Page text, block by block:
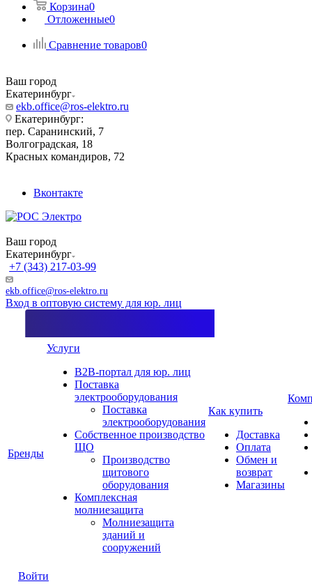
Корзина0
Отложенные0
Сравнение товаров0
Ваш город
Екатеринбург
ekb.office@ros-elektro.ru
Екатеринбург:
пер. Саранинский, 7
Волгоградская, 18
Красных командиров, 72
Вконтакте
Ваш город
Екатеринбург
+7 (343) 217-03-99
ekb.office@ros-elektro.ru
Вход в оптовую систему для юр. лиц
Бренды
Услуги
B2B-портал для юр. лиц
Поставка
электрооборудования
Поставка
электрооборудования
Собственное производство
ЩО
Производство
щитового
оборудования
Комплексная
молниезащита
Молниезащита
зданий и
сооружений
Как купить
Доставка
Оплата
Обмен и
возврат
Магазины
Войти